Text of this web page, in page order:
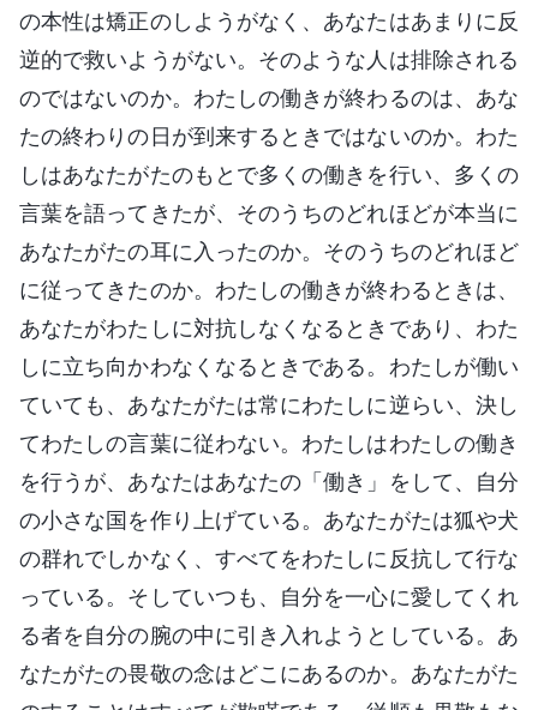
の本性は矯正のしようがなく、あなたはあまりに反
逆的で救いようがない。そのような人は排除される
のではないのか。わたしの働きが終わるのは、あな
たの終わりの日が到来するときではないのか。わた
しはあなたがたのもとで多くの働きを行い、多くの
言葉を語ってきたが、そのうちのどれほどが本当に
あなたがたの耳に入ったのか。そのうちのどれほど
に従ってきたのか。わたしの働きが終わるときは、
あなたがわたしに対抗しなくなるときであり、わた
しに立ち向かわなくなるときである。わたしが働い
ていても、あなたがたは常にわたしに逆らい、決し
てわたしの言葉に従わない。わたしはわたしの働き
を行うが、あなたはあなたの「働き」をして、自分
の小さな国を作り上げている。あなたがたは狐や犬
の群れでしかなく、すべてをわたしに反抗して行な
っている。そしていつも、自分を一心に愛してくれ
る者を自分の腕の中に引き入れようとしている。あ
なたがたの畏敬の念はどこにあるのか。あなたがた